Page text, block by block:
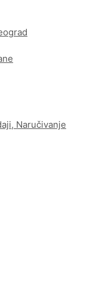
Naručivanje